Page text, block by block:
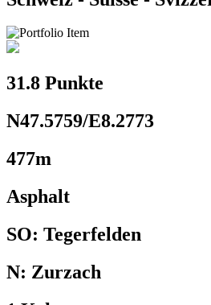
31.8 Punkte
N47.5759/E8.2773
477m
Asphalt
SO: Tegerfelden
N: Zurzach